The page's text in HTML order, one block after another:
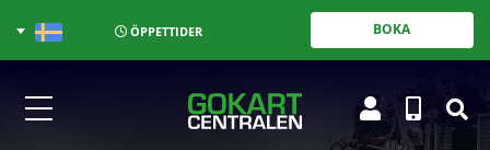
ÖPPETTIDER BOKA